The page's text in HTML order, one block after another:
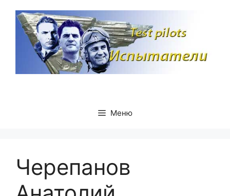
содержимому
Меню
Черепанов